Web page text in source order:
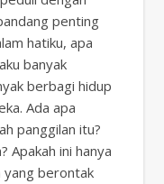
penting
hatiku, apa
banyak
berbagi hidup
Ada apa
panggilan itu?
Apakah ini hanya
yang berontak